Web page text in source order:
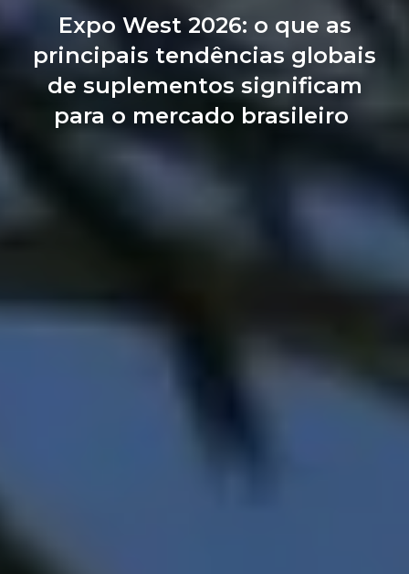
Expo West 2026: o que as
principais tendências globais
de suplementos significam
para o mercado brasileiro